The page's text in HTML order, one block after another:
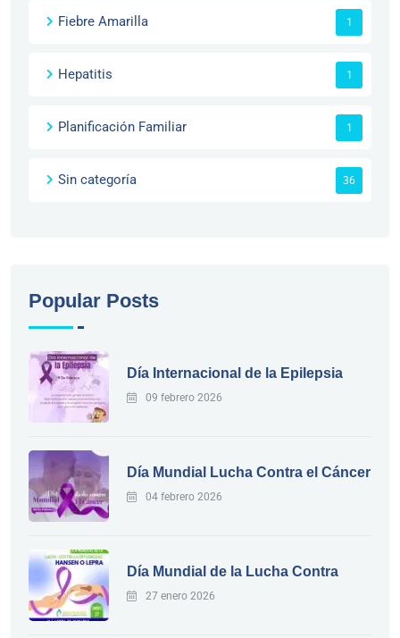
Fiebre Amarilla 1
Hepatitis 1
Planificación Familiar 1
Sin categoría 36
Popular Posts
Día Internacional de la Epilepsia
09 febrero 2026
Día Mundial Lucha Contra el Cáncer
04 febrero 2026
Día Mundial de la Lucha Contra
27 enero 2026